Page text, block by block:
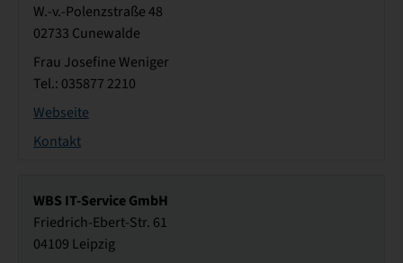
W.-v.-Polenzstraße 48
02733 Cunewalde
Frau Josefine Weniger
Tel.: 035877 2210
Webseite
Kontakt
WBS IT-Service GmbH
Friedrich-Ebert-Str. 61
04109 Leipzig